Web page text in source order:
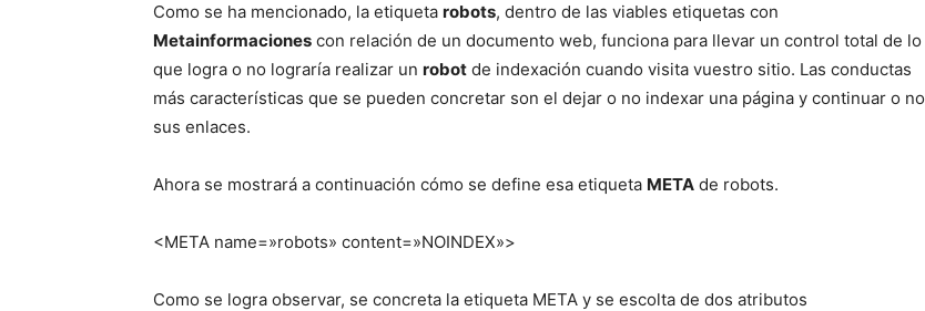
Como se ha mencionado, la etiqueta robots, dentro de las viables etiquetas con
Metainformaciones con relación de un documento web, funciona para llevar un control total de lo
que logra o no lograría realizar un robot de indexación cuando visita vuestro sitio. Las conductas
más características que se pueden concretar son el dejar o no indexar una página y continuar o no
sus enlaces.
Ahora se mostrará a continuación cómo se define esa etiqueta META de robots.
<META name=»robots» content=»NOINDEX»>
Como se logra observar, se concreta la etiqueta META y se escolta de dos atributos